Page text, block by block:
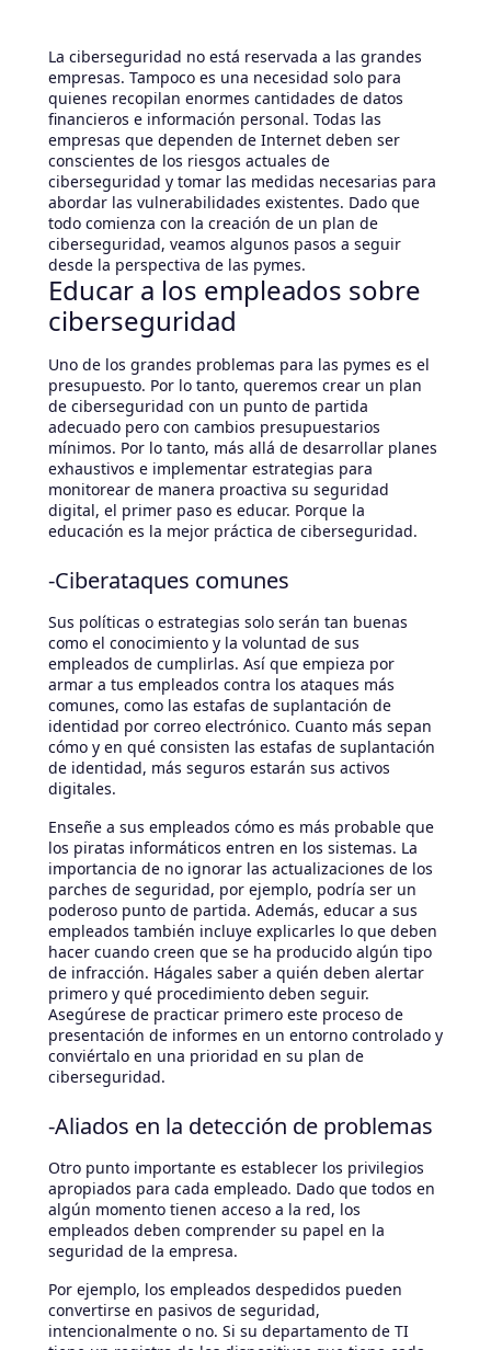
La ciberseguridad no está reservada a las grandes
empresas. Tampoco es una necesidad solo para
quienes recopilan enormes cantidades de datos
financieros e información personal. Todas las
empresas que dependen de Internet deben ser
conscientes de los riesgos actuales de
ciberseguridad y tomar las medidas necesarias para
abordar las vulnerabilidades existentes. Dado que
todo comienza con la creación de un plan de
ciberseguridad, veamos algunos pasos a seguir
desde la perspectiva de las pymes.
Educar a los empleados sobre
ciberseguridad
Uno de los grandes problemas para las pymes es el
presupuesto. Por lo tanto, queremos crear un plan
de ciberseguridad con un punto de partida
adecuado pero con cambios presupuestarios
mínimos. Por lo tanto, más allá de desarrollar planes
exhaustivos e implementar estrategias para
monitorear de manera proactiva su seguridad
digital, el primer paso es educar. Porque la
educación es la mejor práctica de ciberseguridad.
-Ciberataques comunes
Sus políticas o estrategias solo serán tan buenas
como el conocimiento y la voluntad de sus
empleados de cumplirlas. Así que empieza por
armar a tus empleados contra los ataques más
comunes, como las estafas de suplantación de
identidad por correo electrónico. Cuanto más sepan
cómo y en qué consisten las estafas de suplantación
de identidad, más seguros estarán sus activos
digitales.
Enseñe a sus empleados cómo es más probable que
los piratas informáticos entren en los sistemas. La
importancia de no ignorar las actualizaciones de los
parches de seguridad, por ejemplo, podría ser un
poderoso punto de partida. Además, educar a sus
empleados también incluye explicarles lo que deben
hacer cuando creen que se ha producido algún tipo
de infracción. Hágales saber a quién deben alertar
primero y qué procedimiento deben seguir.
Asegúrese de practicar primero este proceso de
presentación de informes en un entorno controlado y
conviértalo en una prioridad en su plan de
ciberseguridad.
-Aliados en la detección de problemas
Otro punto importante es establecer los privilegios
apropiados para cada empleado. Dado que todos en
algún momento tienen acceso a la red, los
empleados deben comprender su papel en la
seguridad de la empresa.
Por ejemplo, los empleados despedidos pueden
convertirse en pasivos de seguridad,
intencionalmente o no. Si su departamento de TI